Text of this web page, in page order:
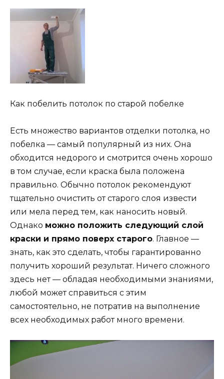
Как побелить потолок по старой побелке
Есть множество вариантов отделки потолка, но
побелка — самый популярный из них. Она
обходится недорого и смотрится очень хорошо
в том случае, если краска была положена
правильно. Обычно потолок рекомендуют
тщательно очистить от старого слоя извести
или мела перед тем, как наносить новый.
Однако можно положить следующий слой
краски и прямо поверх старого. Главное —
знать, как это сделать, чтобы гарантированно
получить хороший результат. Ничего сложного
здесь нет — обладая необходимыми знаниями,
любой может справиться с этим
самостоятельно, не потратив на выполнение
всех необходимых работ много времени.